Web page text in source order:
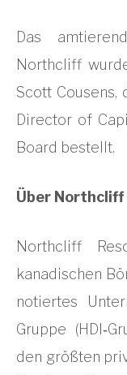
Das
Northcliff
Scott Cousens,
Director of
Board bestellt.
Über Northcliff
Northcliff
kanadischen
notiertes
Gruppe
den größten